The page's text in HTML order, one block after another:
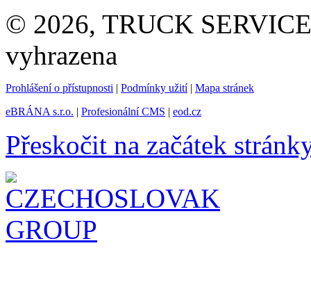
© 2026, TRUCK
vyhrazena
Prohlášení o přístupnosti | Podmínky užití| Mapa stránek
eBRÁNA s.r.o. | Profesionální CMS | eod.cz
Přeskočit na začátek